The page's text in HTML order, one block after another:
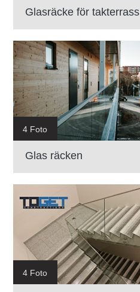
Glasräcke för takterrass
4 Foto
Glas räcken
4 Foto